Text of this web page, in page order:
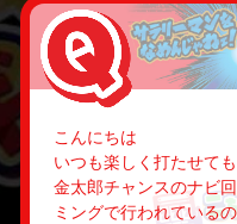
こんにちは
いつも楽しく打たせても
金太郎チャンスのナビ
ミングで行われている